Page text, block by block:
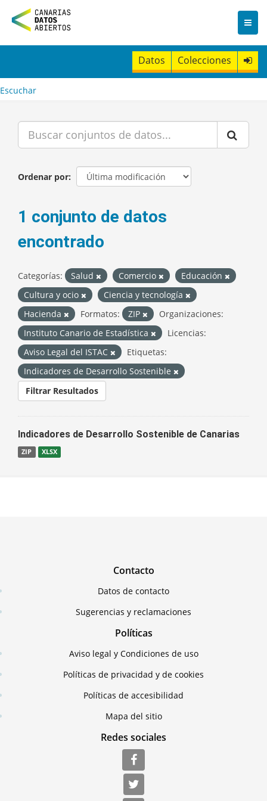
n
t
Datos Colecciones
Escuchar
Ordenar por
1 conjunto de datos
encontrado
Categorías: Salud Comercio
Educación
Cultura y ocio
Ciencia y tecnología
Hacienda
Formatos: ZIP
Organizaciones:
Instituto Canario de Estadística
Licencias:
Aviso Legal del ISTAC
Etiquetas:
Indicadores de Desarrollo Sostenible
Filtrar Resultados
Indicadores de Desarrollo Sostenible de Canarias
ZIP XLSX
Contacto
Datos de contacto
Sugerencias y reclamaciones
Políticas
Aviso legal y Condiciones de uso
Políticas de privacidad y de cookies
Políticas de accesibilidad
Mapa del sitio
Redes sociales